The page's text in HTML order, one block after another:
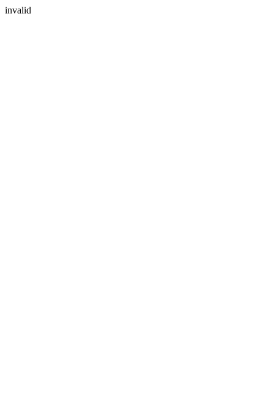
invalid